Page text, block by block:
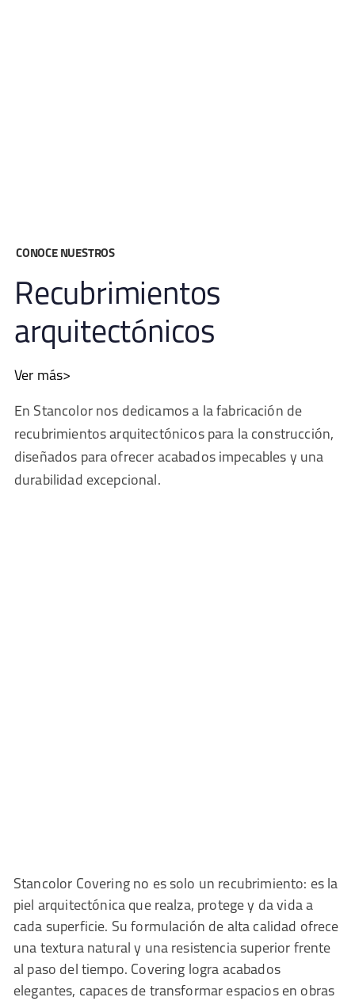
CONOCE NUESTROS
Recubrimientos
arquitectónicos
Ver más>
En Stancolor nos dedicamos a la fabricación de
recubrimientos arquitectónicos para la construcción,
diseñados para ofrecer acabados impecables y una
durabilidad excepcional.
Stancolor Covering no es solo un recubrimiento: es la
piel arquitectónica que realza, protege y da vida a
cada superficie. Su formulación de alta calidad ofrece
una textura natural y una resistencia superior frente
al paso del tiempo. Covering logra acabados
elegantes, capaces de transformar espacios en obras